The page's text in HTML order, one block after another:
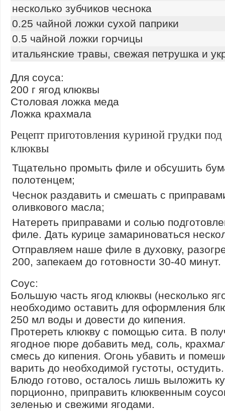
несколько зубчиков чеснока
0.25 чайной ложки сухой паприки
0.5 чайной ложки горчицы
итальянские травы, свежая петрушка и
Для соуса:
200 г ягод клюквы
Столовая ложка меда
Ложка крахмала
Рецепт приготовления куриной грудки
клюквы
Тщательно промыть филе и обсушить
полотенцем;
Чеснок раздавить и смешать с
оливкового масла;
Натереть приправами и солью
филе. Дать курице замариноваться
Отправляем наше филе в духовку,
200, запекаем до готовности 30-40 минут.
Соус:
Большую часть ягод клюквы (несколько
необходимо оставить для оформления
250 мл воды и довести до кипения.
Протереть клюкву с помощью сита. В
ягодное пюре добавить мед, соль,
смесь до кипения. Огонь убавить и
варить до необходимой густоты, остудить.
Блюдо готово, осталось лишь выложить
порционно, приправить клюквенным
зеленью и свежими ягодами.